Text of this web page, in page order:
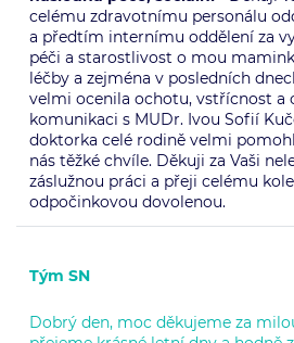
celému zdravotnímu personálu
a předtím internímu oddělení za
péči a starostlivost o mou
léčby a zejména v posledních
velmi ocenila ochotu, vstřícnost a
komunikaci s MUDr. Ivou Sofií
doktorka celé rodině velmi
nás těžké chvíle. Děkuji za Vaši
záslužnou práci a přeji celému
odpočinkovou dovolenou.
Tým SN
Dobrý den, moc děkujeme za